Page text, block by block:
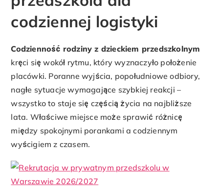
codziennej logistyki
Codzienność rodziny z dzieckiem przedszkolnym
kręci się wokół rytmu, który wyznaczyło położenie
placówki. Poranne wyjścia, popołudniowe odbiory,
nagłe sytuacje wymagające szybkiej reakcji –
wszystko to staje się częścią życia na najbliższe
lata. Właściwe miejsce może sprawić różnicę
między spokojnymi porankami a codziennym
wyścigiem z czasem.